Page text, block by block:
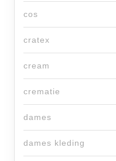
cos
cratex
cream
crematie
dames
dames kleding